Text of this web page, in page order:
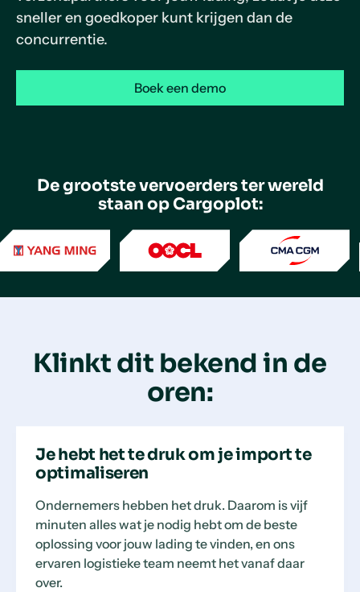
sneller en goedkoper kunt krijgen dan de
concurrentie.
Boek een demo
De grootste vervoerders ter wereld
staan ​​op Cargoplot:
Klinkt dit bekend in de
oren:
Je hebt het te druk om je import te
optimaliseren
Ondernemers hebben het druk. Daarom is vijf
minuten alles wat je nodig hebt om de beste
oplossing voor jouw lading te vinden, en ons
ervaren logistieke team neemt het vanaf daar
over.